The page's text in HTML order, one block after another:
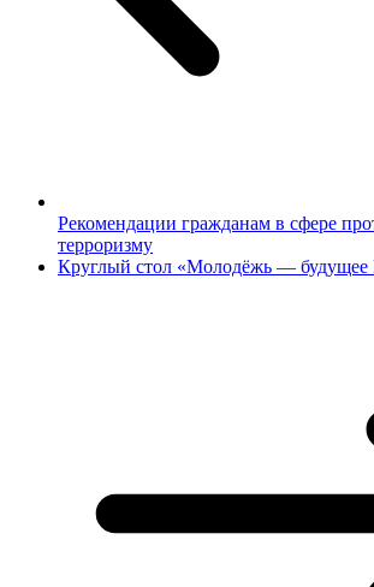
Рекомендации гражданам в сфере
терроризму
Круглый стол «Молодёжь — будущее